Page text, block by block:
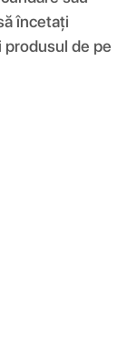
încetați
produsul de pe